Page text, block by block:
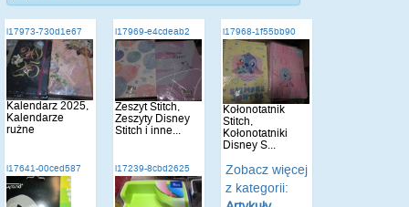
i17973-730d1e67
Kalendarz 2025,
Kalendarze
rużne
i17969-e4cdeab2
Zeszyt Stitch,
Zeszyty Disney
Stitch i inne...
i17968-1f55bb90
Kołonotatnik
Stitch,
Kołonotatniki
Disney S...
i17641-00ced587 i17239-8cbd2625
Zobacz więcej
z kategorii: